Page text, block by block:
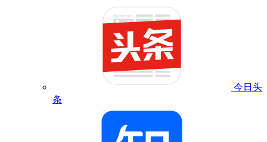
今日头
条